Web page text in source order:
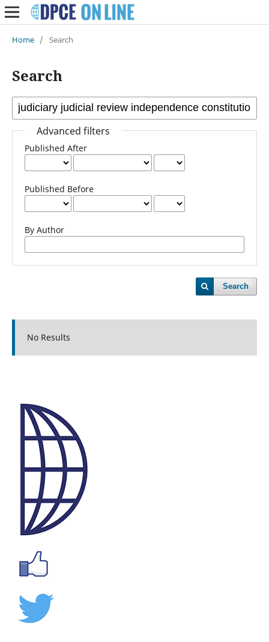
Home / Search
Search
Advanced filters
Published After
Published Before
By Author
Search
No Results